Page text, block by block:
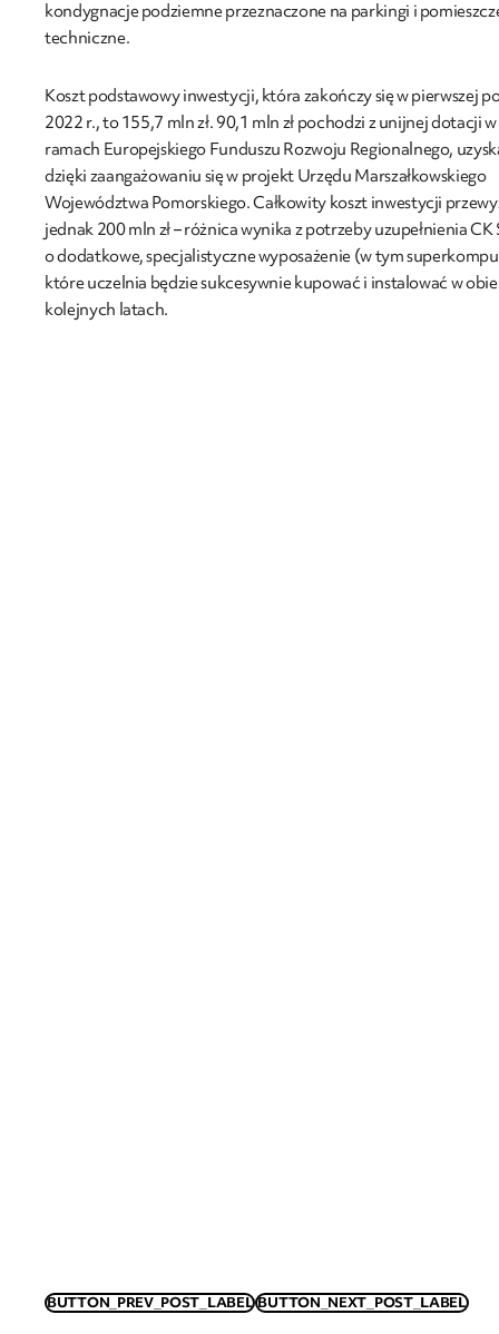
kondygnacje podziemne przeznaczone na parkingi i
techniczne.
Koszt podstawowy inwestycji, która zakończy się w pierwszej
2022 r., to 155,7 mln zł. 90,1 mln zł pochodzi z unijnej dotacji w
ramach Europejskiego Funduszu Rozwoju Regionalnego,
dzięki zaangażowaniu się w projekt Urzędu Marszałkowskiego
Województwa Pomorskiego. Całkowity koszt inwestycji
jednak 200 mln zł – różnica wynika z potrzeby uzupełnienia CK
o dodatkowe, specjalistyczne wyposażenie (w tym
które uczelnia będzie sukcesywnie kupować i instalować w
kolejnych latach.
BUTTON_PREV_POST_LABEL BUTTON_NEXT_POST_LABEL